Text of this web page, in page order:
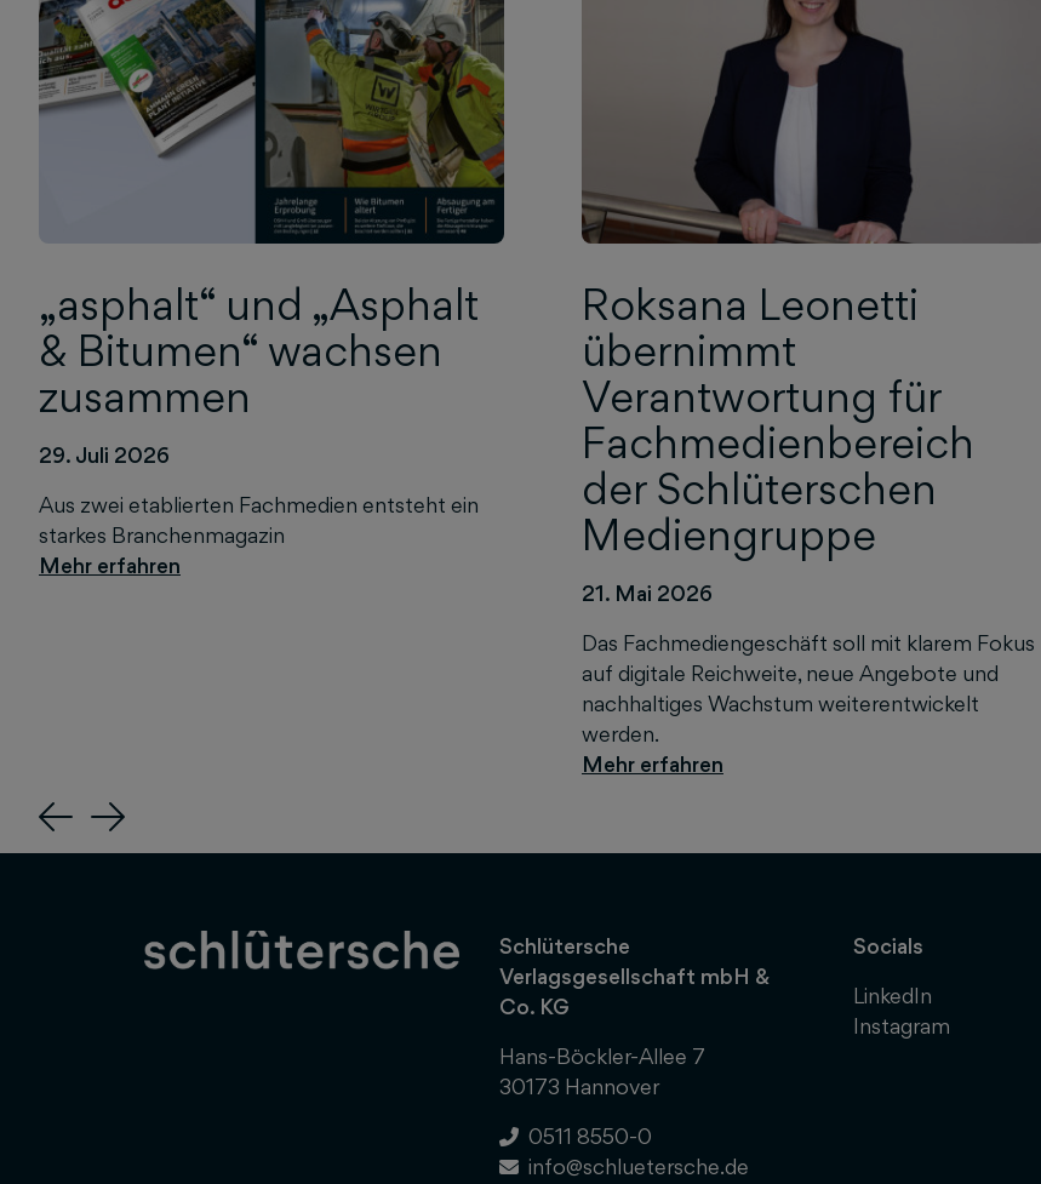
„asphalt“ und „Asphalt
& Bitumen“ wachsen
zusammen
29. Juli 2026
Aus zwei etablierten Fachmedien entsteht ein
starkes Branchenmagazin
Roksana Leonetti
übernimmt
Verantwortung für
Fachmedienbereich
der Schlüterschen
Mediengruppe
21. Mai 2026
Das Fachmediengeschäft soll mit klarem Fokus
auf digitale Reichweite, neue Angebote und
nachhaltiges Wachstum weiterentwickelt
werden.
Previous
Next
Schlütersche
Verlagsgesellschaft mbH &
Co. KG
Hans-Böckler-Allee 7
30173 Hannover
0511 8550-0
info@schluetersche.de
Socials
LinkedIn
Instagram